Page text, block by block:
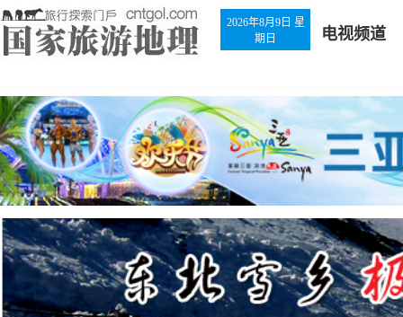
2026年8月9日 星
期日
电视频道